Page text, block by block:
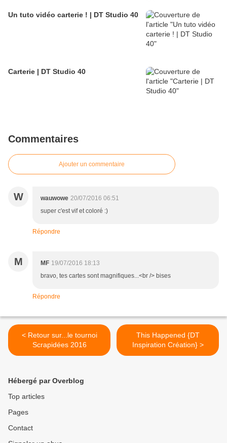
Un tuto vidéo carterie ! | DT Studio 40
Carterie | DT Studio 40
Commentaires
Ajouter un commentaire
W wauwowe 20/07/2016 06:51
super c'est vif et coloré :)
Répondre
M MF 19/07/2016 18:13
bravo, tes cartes sont magnifiques...<br /> bises
Répondre
< Retour sur...le tournoi
Scrapidées 2016
This Happened {DT
Inspiration Création} >
Hébergé par Overblog
Top articles
Pages
Contact